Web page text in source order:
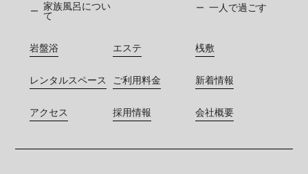
家族風呂につい
て
一人で過ごす
岩盤浴 エステ 桟敷
レンタルスペース ご利用料金 新着情報
アクセス 採用情報 会社概要